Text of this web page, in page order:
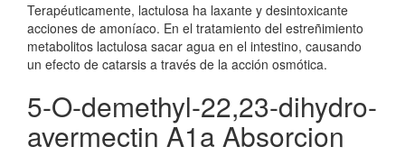
Terapéuticamente, lactulosa ha laxante y desintoxicante
acciones de amoníaco. En el tratamiento del estreñimiento
metabolitos lactulosa sacar agua en el intestino, causando
un efecto de catarsis a través de la acción osmótica.
5-O-demethyl-22,23-dihydro-
avermectin A1a Absorcion